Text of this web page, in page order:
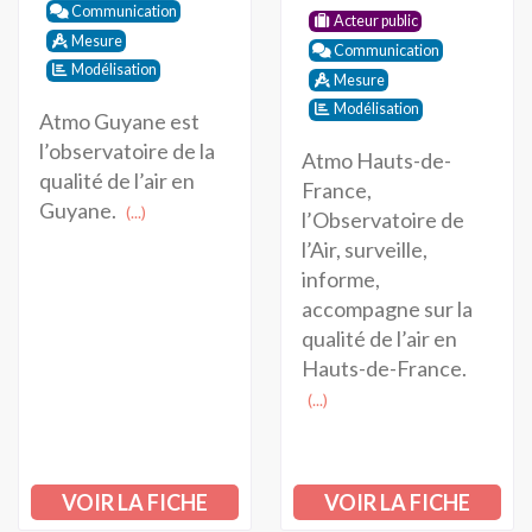
Communication
Mesure
Modélisation
Atmo Guyane est
l’observatoire de la
qualité de l’air en
Guyane. (...)
VOIR LA FICHE
Acteur public
Communication
Mesure
Modélisation
Atmo Hauts-de-
France,
l’Observatoire de
l’Air, surveille,
informe,
accompagne sur la
qualité de l’air en
Hauts-de-France.
(...)
VOIR LA FICHE